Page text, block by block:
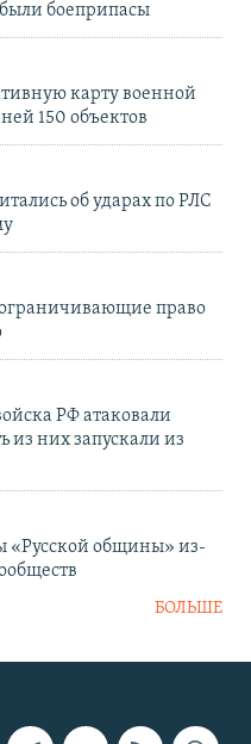
боеприпасы
карту военной
150 объектов
об ударах по РЛС
право
РФ атаковали
из них запускали из
«Русской общины» из-
БОЛЬШЕ